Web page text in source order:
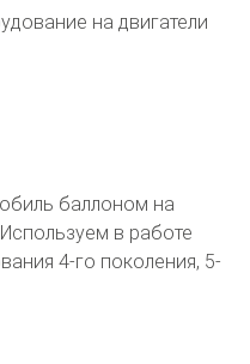
на двигатели
баллоном на
в работе
4-го поколения, 5-